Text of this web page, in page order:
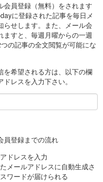
会員登録（無料）をされます
に登録された記事を毎日メ
らせします。また、メール会
ますと、毎週月曜からの一週
の記事の全文閲覧が可能にな
を希望される方は、以下の欄
ドレスを入力下さい。
登録までの流れ
ドレスを入力
メールアドレスに自動生成さ
ワードが届けられる